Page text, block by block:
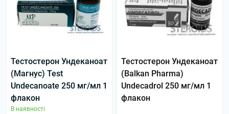
Тестостерон Ундеканоат
(Магнус) Test
Undecanoate 250 мг/мл 1
флакон
В наявності
Тестостерон Ундеканоат
(Balkan Pharma)
Undecadrol 250 мг/мл 1
флакон